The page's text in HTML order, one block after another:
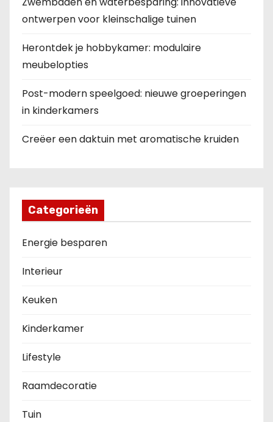
ontwerpen voor kleinschalige tuinen
Herontdek je hobbykamer: modulaire
meubelopties
Post-modern speelgoed: nieuwe groeperingen
in kinderkamers
Creëer een daktuin met aromatische kruiden
Categorieën
Energie besparen
Interieur
Keuken
Kinderkamer
Lifestyle
Raamdecoratie
Tuin